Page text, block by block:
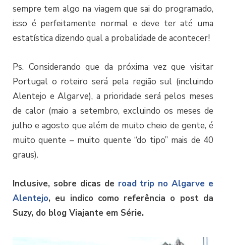
sempre tem algo na viagem que sai do programado,
isso é perfeitamente normal e deve ter até uma
estatística dizendo qual a probalidade de acontecer!
Ps. Considerando que da próxima vez que visitar
Portugal o roteiro será pela região sul (incluindo
Alentejo e Algarve), a prioridade será pelos meses
de calor (maio a setembro, excluindo os meses de
julho e agosto que além de muito cheio de gente, é
muito quente – muito quente “do tipo” mais de 40
graus).
Inclusive, sobre dicas de road trip no Algarve e
Alentejo, eu indico como referência o post da
Suzy, do blog Viajante em Série.